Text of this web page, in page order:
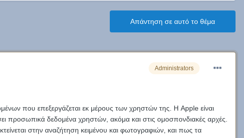
Απάντηση σε αυτό το θέμα
Administrators
που επεξεργάζεται εκ μέρους των χρηστών της. Η Apple είναι
προσωπικά δεδομένα χρηστών, ακόμα και στις ομοσπονδιακές αρχές.
στην αναζήτηση κειμένου και φωτογραφιών, και πως τα